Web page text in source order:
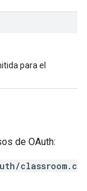
para el
de OAuth:
classroom.c